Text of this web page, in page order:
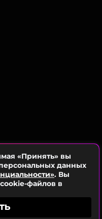
«Принять» вы
данных
. Вы
файлов в